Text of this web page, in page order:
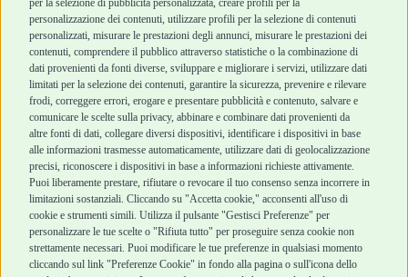
per la selezione di pubblicità personalizzata, creare profili per la
personalizzazione dei contenuti, utilizzare profili per la selezione di contenuti
personalizzati, misurare le prestazioni degli annunci, misurare le prestazioni dei
contenuti, comprendere il pubblico attraverso statistiche o la combinazione di
dati provenienti da fonti diverse, sviluppare e migliorare i servizi, utilizzare dati
limitati per la selezione dei contenuti, garantire la sicurezza, prevenire e rilevare
frodi, correggere errori, erogare e presentare pubblicità e contenuto, salvare e
comunicare le scelte sulla privacy, abbinare e combinare dati provenienti da
altre fonti di dati, collegare diversi dispositivi, identificare i dispositivi in base
alle informazioni trasmesse automaticamente, utilizzare dati di geolocalizzazione
precisi, riconoscere i dispositivi in base a informazioni richieste attivamente.
Puoi liberamente prestare, rifiutare o revocare il tuo consenso senza incorrere in
limitazioni sostanziali. Cliccando su "Accetta cookie," acconsenti all'uso di
cookie e strumenti simili. Utilizza il pulsante "Gestisci Preferenze" per
personalizzare le tue scelte o "Rifiuta tutto" per proseguire senza cookie non
strettamente necessari. Puoi modificare le tue preferenze in qualsiasi momento
cliccando sul link "Preferenze Cookie" in fondo alla pagina o sull'icona dello
Chi siamo
Punti vendita
Marchi
Blog
Assistenza Robinson
Pet Shop
Offerte
Promozioni
Recensioni Feedaty
Termini e condizioni
di vendita
Cashback
Metodi di
pagamento
Recesso e Reso
Spedizioni
Robinson Pet Shop S.r.l.
Via V. Giovanni Schiaparelli, 21 – 47122 Forlì (FC)